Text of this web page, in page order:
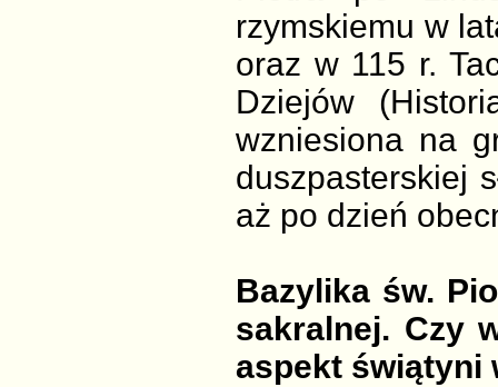
rzymskiemu w
oraz w 115 r.
Dziejów
wzniesiona na
duszpasterskiej
aż po dzień
Bazylika św.
sakralnej. Czy
aspekt świątyni